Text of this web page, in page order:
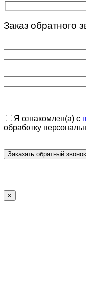
Заказ обратного
Я ознакомлен(а) с
обработку
×